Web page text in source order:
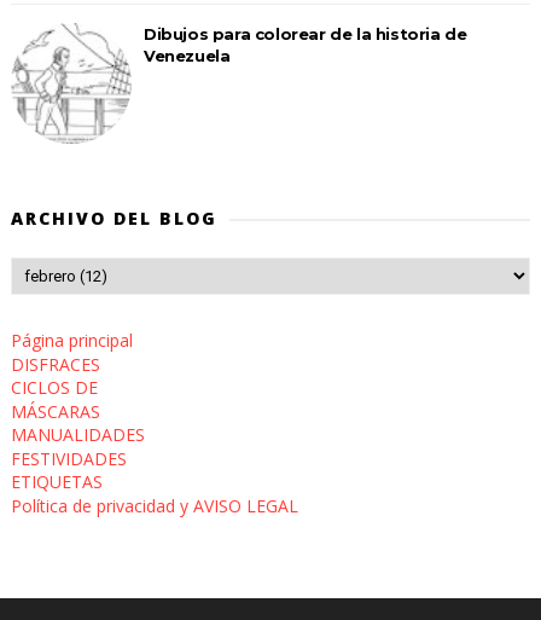
Dibujos para colorear de la historia de
Venezuela
ARCHIVO DEL BLOG
Página principal
DISFRACES
CICLOS DE
MÁSCARAS
MANUALIDADES
FESTIVIDADES
ETIQUETAS
Política de privacidad y AVISO LEGAL